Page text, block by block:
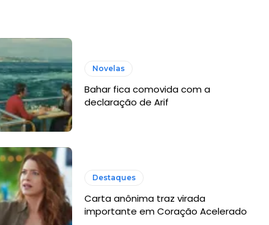
Novelas
Bahar fica comovida com a
declaração de Arif
Destaques
Carta anônima traz virada
importante em Coração Acelerado